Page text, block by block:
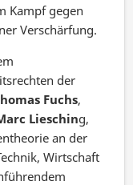
Kampf gegen
Verschärfung.
der
Fuchs,
Liesching,
an der
Wirtschaft